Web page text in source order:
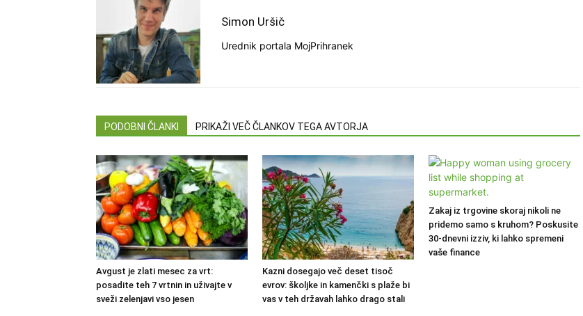
Simon Uršič
Urednik portala MojPrihranek
PODOBNI ČLANKI PRIKAŽI VEČ ČLANKOV TEGA AVTORJA
Avgust je zlati mesec za vrt:
posadite teh 7 vrtnin in uživajte v
sveži zelenjavi vso jesen
Kazni dosegajo več deset tisoč
evrov: školjke in kamenčki s plaže bi
vas v teh državah lahko drago stali
Zakaj iz trgovine skoraj nikoli ne
pridemo samo s kruhom? Poskusite
30-dnevni izziv, ki lahko spremeni
vaše finance